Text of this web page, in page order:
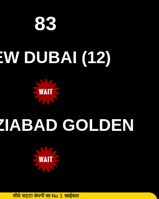
83
DUBAI (12)
GOLDEN
सीधे सट्टा कंपनी का No 1 खाईवाल